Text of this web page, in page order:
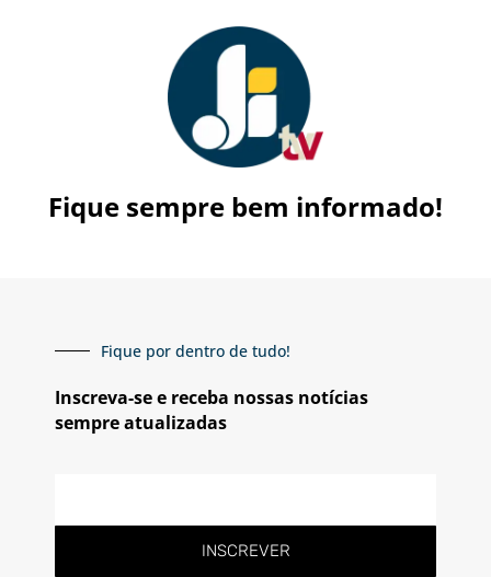
Fique sempre bem informado!
Fique por dentro de tudo!
Inscreva-se e receba nossas notícias
sempre atualizadas
INSCREVER